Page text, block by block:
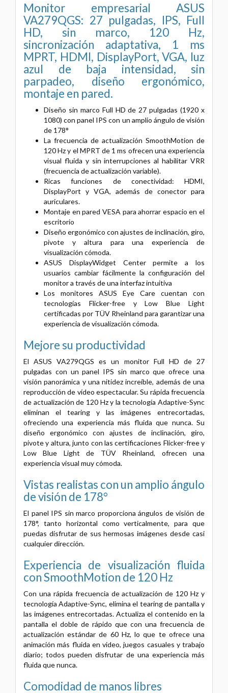
Monitor empresarial ASUS
VA279QGS: 27 pulgadas, IPS, Full
HD, sin marco, 120 Hz,
sincronización adaptativa, 1 ms
MPRT, HDMI, DisplayPort, VGA, luz
azul de baja intensidad, sin
parpadeo, diseño ergonómico,
montaje en pared.
Diseño sin marco Full HD de 27 pulgadas (1920 x
1080) con panel IPS con un amplio ángulo de visión
de 178°
La frecuencia de actualización SmoothMotion de
120 Hz y el MPRT de 1 ms ofrecen una experiencia
visual fluida y sin interrupciones al habilitar VRR
(frecuencia de actualización variable).
Ricas funciones de conectividad: HDMI,
DisplayPort y VGA, además de conector para
auriculares.
Montaje en pared VESA para ahorrar espacio en el
escritorio
Diseño ergonómico con ajustes de inclinación, giro,
pivote y altura para una experiencia de
visualización cómoda.
ASUS DisplayWidget Center permite a los
usuarios cambiar fácilmente la configuración del
monitor a través de una interfaz intuitiva
Los monitores ASUS Eye Care cuentan con
tecnologías Flicker-free y Low Blue Light
certificadas por TÜV Rheinland para garantizar una
experiencia de visualización cómoda.
Mejore su productividad
El ASUS VA279QGS es un monitor Full HD de 27
pulgadas con un panel IPS sin marco que ofrece una
visión panorámica y una nitidez increíble, además de una
reproducción de vídeo espectacular. Su rápida frecuencia
de actualización de 120 Hz y la tecnología Adaptive-Sync
eliminan el tearing y las imágenes entrecortadas,
ofreciendo una experiencia más fluida que nunca. Su
diseño ergonómico con ajustes de inclinación, giro,
pivote y altura, junto con las certificaciones Flicker-free y
Low Blue Light de TÜV Rheinland, ofrecen una
experiencia visual muy cómoda.
Vistas realistas con un amplio ángulo
de visión de 178°
El panel IPS sin marco proporciona ángulos de visión de
178°, tanto horizontal como verticalmente, para que
puedas disfrutar de sus hermosas imágenes desde casi
cualquier dirección.
Experiencia de visualización fluida
con SmoothMotion de 120 Hz
Con una rápida frecuencia de actualización de 120 Hz y
tecnología Adaptive-Sync, elimina el tearing de pantalla y
las imágenes entrecortadas. Actualiza el contenido en la
pantalla el doble de rápido que con una frecuencia de
actualización estándar de 60 Hz, lo que te ofrece una
animación más fluida en video, juegos casuales y trabajo
diario; todos pueden disfrutar de una experiencia más
fluida que nunca.
Comodidad de manos libres